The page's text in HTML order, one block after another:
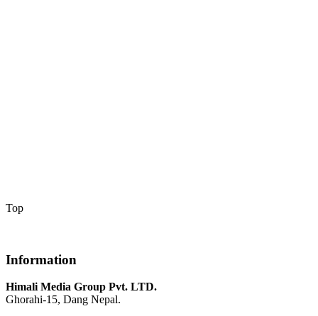
Top
Information
Himali Media Group Pvt. LTD.
Ghorahi-15, Dang Nepal.